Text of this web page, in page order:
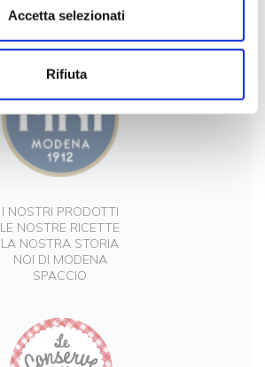
Accetta selezionati
Rifiuta
CONTATTI
I NOSTRI PRODOTTI
LE NOSTRE RICETTE
LA NOSTRA STORIA
NOI DI MODENA
SPACCIO